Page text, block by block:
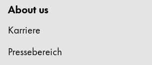
About us
Karriere
Pressebereich